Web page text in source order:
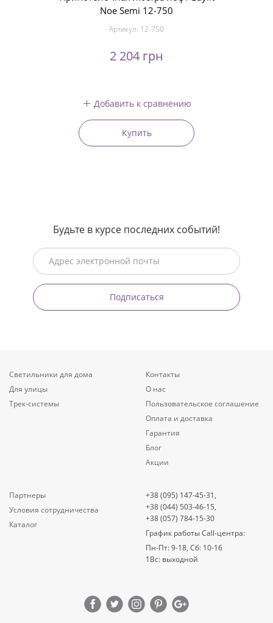
Noe Semi 12-750
Артикул: 12-750
2 204 грн
Добавить к сравнению
Купить
Будьте в курсе последних событий!
Подписаться
Светильники для дома
Для улицы
Трек-системы
Контакты
О нас
Пользовательское соглашение
Оплата и доставка
Гарантия
Блог
Акции
Партнеры
Условия сотрудничества
Каталог
+38 (095) 147-45-31,
+38 (044) 503-46-15,
+38 (057) 784-15-30
График работы Call-центра:
Пн-Пт: 9-18, Сб: 10-16
1Вс: выходной